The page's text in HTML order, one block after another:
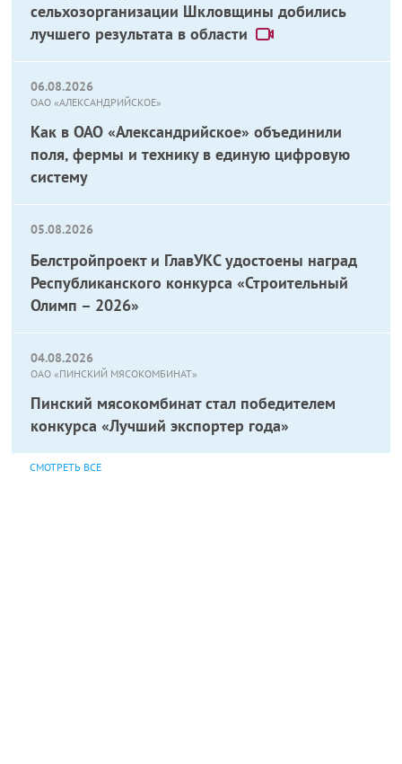
сельхозорганизации Шкловщины добились
лучшего результата в области
06.08.2026
ОАО «АЛЕКСАНДРИЙСКОЕ»
Как в ОАО «Александрийское» объединили
поля, фермы и технику в единую цифровую
систему
05.08.2026
Белстройпроект и ГлавУКС удостоены наград
Республиканского конкурса «Строительный
Олимп – 2026»
04.08.2026
ОАО «ПИНСКИЙ МЯСОКОМБИНАТ»
Пинский мясокомбинат стал победителем
конкурса «Лучший экспортер года»
СМОТРЕТЬ ВСЕ